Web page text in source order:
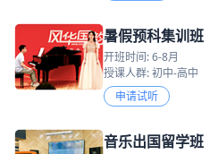
暑假预科集训班
开班时间: 6-8月
授课人群: 初中-高中
申请试听
音乐出国留学班